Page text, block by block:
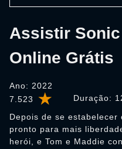
7.523 Duração:
Assistir
Online Grátis
Ano: 2022
Depois de se estabelecer
pronto para mais
herói, e Tom e Maddie